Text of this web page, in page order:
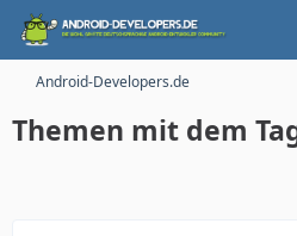
Android-Developers.de
Themen mit dem